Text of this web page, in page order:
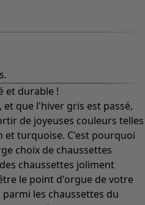
et durable !
que l'hiver gris est passé,
de joyeuses couleurs telles
et turquoise. C'est pourquoi
choix de chaussettes
chaussettes joliment
le point d'orgue de votre
les chaussettes du